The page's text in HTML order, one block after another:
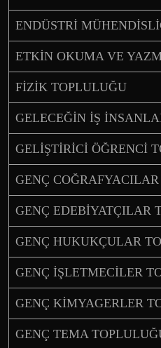
ENDÜSTRİ
ETKİN OKUMA VE
FİZİK TOPLULUĞU
GELECEĞİN İŞ
GELİŞTİRİCİ ÖĞRENCİ
GENÇ
GENÇ EDEBİYATÇILAR
GENÇ HUKUKÇULAR
GENÇ İŞLETMECİLER
GENÇ KİMYAGERLER
GENÇ TEMA